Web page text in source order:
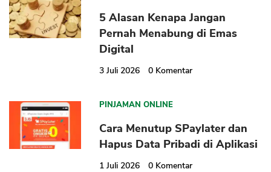
5 Alasan Kenapa Jangan
Pernah Menabung di Emas
Digital
3 Juli 2026 0 Komentar
PINJAMAN ONLINE
Cara Menutup SPaylater dan
Hapus Data Pribadi di Aplikasi
1 Juli 2026 0 Komentar